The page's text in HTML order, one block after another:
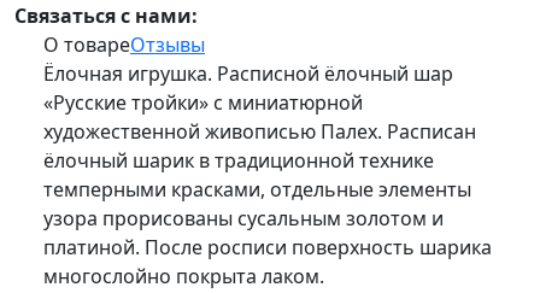
Связаться с нами:
О товареОтзывы
Ёлочная игрушка. Расписной ёлочный шар
«Русские тройки» с миниатюрной
художественной живописью Палех. Расписан
ёлочный шарик в традиционной технике
темперными красками, отдельные элементы
узора прорисованы сусальным золотом и
платиной. После росписи поверхность шарика
многослойно покрыта лаком.